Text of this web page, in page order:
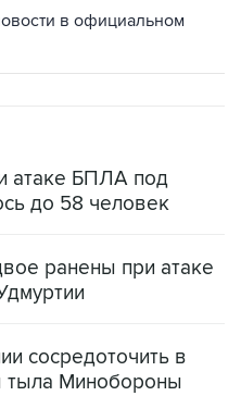
в официальном
атаке БПЛА под
до 58 человек
ранены при атаке
сосредоточить в
тыла Минобороны